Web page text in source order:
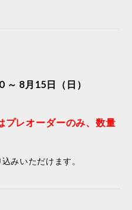
8月15日（日）
プレオーダーのみ、数量
みいただけます。